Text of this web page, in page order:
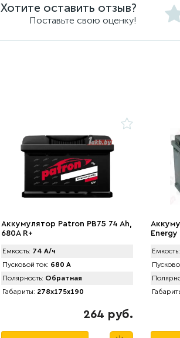
Хотите оставить отзыв?
Поставьте свою оценку!
Аккумулятор Patron PB75 74 Ah,
680A R+
Емкость: 74 А/ч
Пусковой ток: 680 А
Полярность: Обратная
Габариты: 278x175x190
264 руб.
Емкость: